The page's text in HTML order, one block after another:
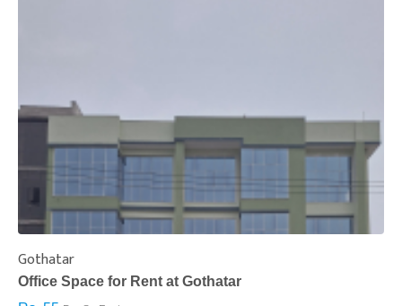
Gothatar
Office Space for Rent at Gothatar